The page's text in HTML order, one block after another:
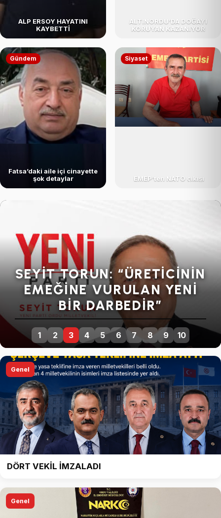
ALP ERSOY HAYATINI
KAYBETTİ
ALTINORDU’DA DOĞAYI
KORUYAN KAZANIYOR
Gündem
Fatsa’daki aile içi cinayette
şok detaylar
Siyaset
EMEP’ten NATO çıkışı
ŞİMŞEK ELEŞTİRDİ
1 2 3 4 5 6 7 8 9 10
Genel
DÖRT VEKİL İMZALADI
Genel